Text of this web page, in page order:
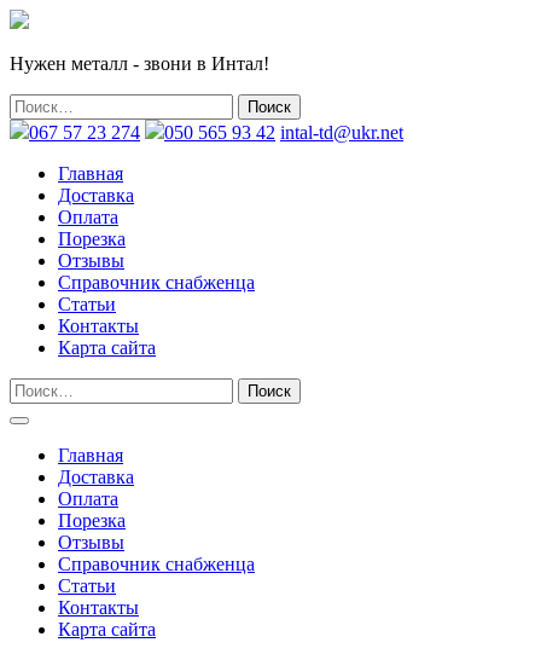
Нужен металл - звони в Интал!
067 57 23 274 050 565 93 42 intal-td@ukr.net
Главная
Доставка
Оплата
Порезка
Отзывы
Справочник снабженца
Статьи
Контакты
Карта сайта
Главная
Доставка
Оплата
Порезка
Отзывы
Справочник снабженца
Статьи
Контакты
Карта сайта